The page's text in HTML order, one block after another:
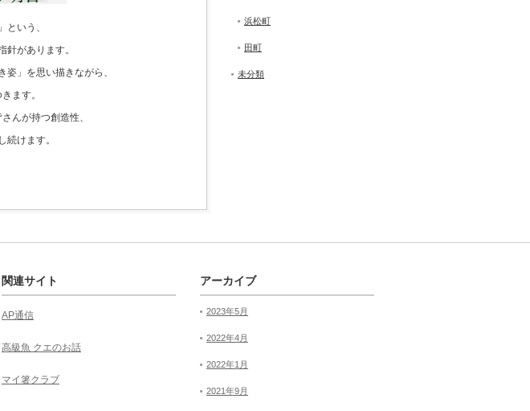
いう、
があります。
」を思い描きながら、
ます。
んが持つ創造性、
けます。
浜松町
田町
未分類
関連サイト
AP通信
高級魚 クエのお話
マイ箸クラブ
アーカイブ
2023年5月
2022年4月
2022年1月
2021年9月